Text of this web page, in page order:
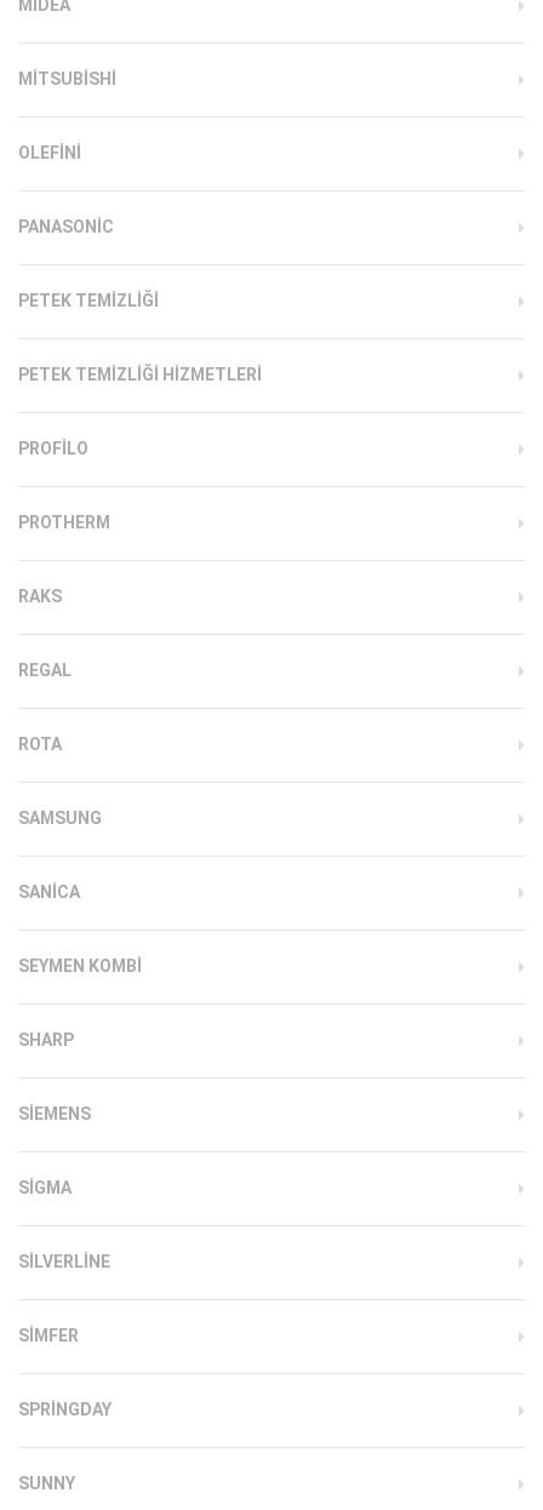
MIDEA
MITSUBISHI
OLEFINI
PANASONIC
PETEK TEMIZLIĞI
PETEK TEMIZLIĞI HIZMETLERI
PROFILO
PROTHERM
RAKS
REGAL
ROTA
SAMSUNG
SANICA
SEYMEN KOMBI
SHARP
SIEMENS
SIGMA
SILVERLINE
SIMFER
SPRINGDAY
SUNNY